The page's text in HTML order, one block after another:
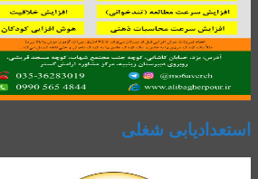
استعدادیابی شغلی